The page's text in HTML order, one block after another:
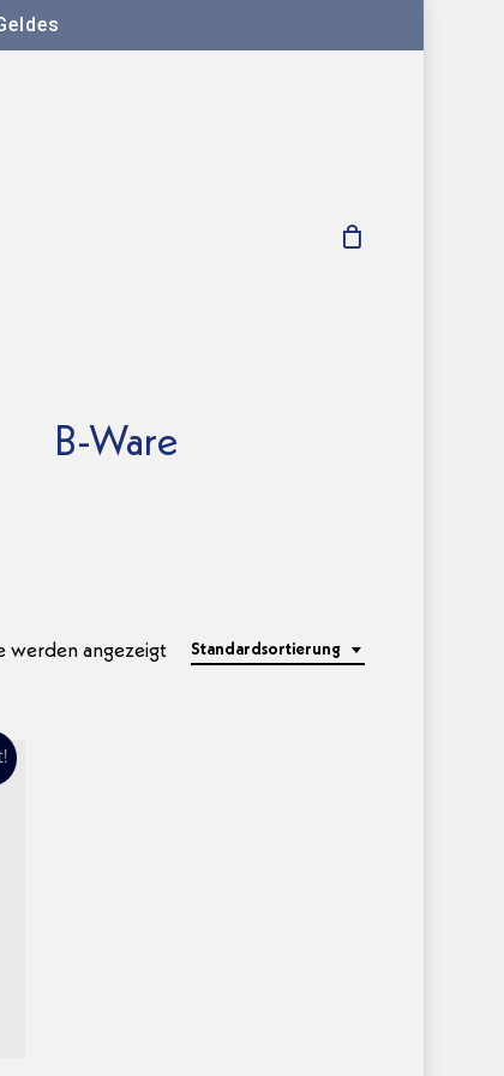
B-Ware
Standardsortierung
werden angezeigt